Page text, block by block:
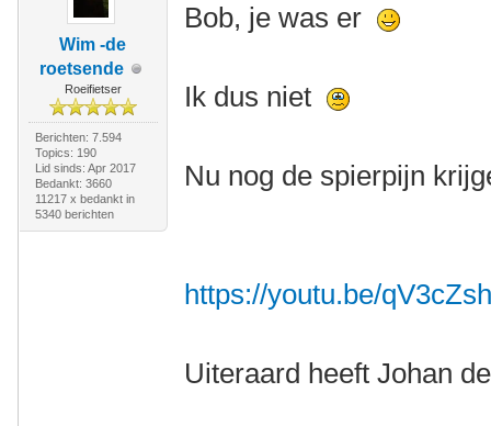
Wim -de
roetsende
Roeifietser
Berichten: 7.594
Topics: 190
Lid sinds: Apr 2017
Bedankt: 3660
11217 x bedankt in
5340 berichten
Bob, je was er
Ik dus niet
Nu nog de spierpijn
https://youtu.be/
Uiteraard heeft Johan